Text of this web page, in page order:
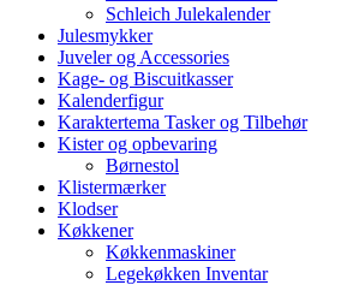
Schleich Julekalender
Julesmykker
Juveler og Accessories
Kage- og Biscuitkasser
Kalenderfigur
Karaktertema Tasker og Tilbehør
Kister og opbevaring
Børnestol
Klistermærker
Klodser
Køkkener
Køkkenmaskiner
Legekøkken Inventar